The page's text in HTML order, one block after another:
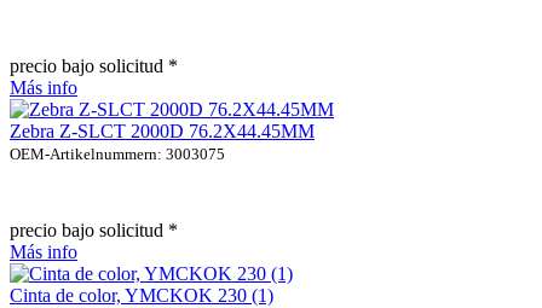
precio bajo solicitud *
Más info
Zebra Z-SLCT 2000D 76.2X44.45MM
OEM-Artikelnummern: 3003075
precio bajo solicitud *
Más info
Cinta de color, YMCKOK 230 (1)